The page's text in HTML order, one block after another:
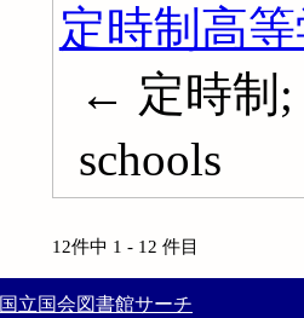
定時制高
← 定時制;
schools
12件中 1 - 12 件目
国立国会図書館サーチ